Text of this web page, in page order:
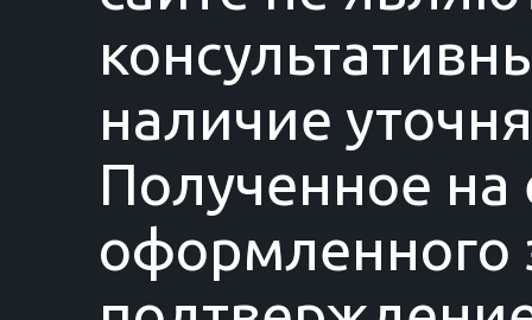
наличие
Полученное на
оформленного